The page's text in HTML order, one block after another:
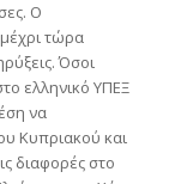
Ο
τώρα
Όσοι
ελληνικό ΥΠΕΞ
να
Κυπριακού και
διαφορές στο